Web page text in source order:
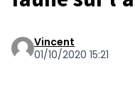
Vincent
01/10/2020 15:21